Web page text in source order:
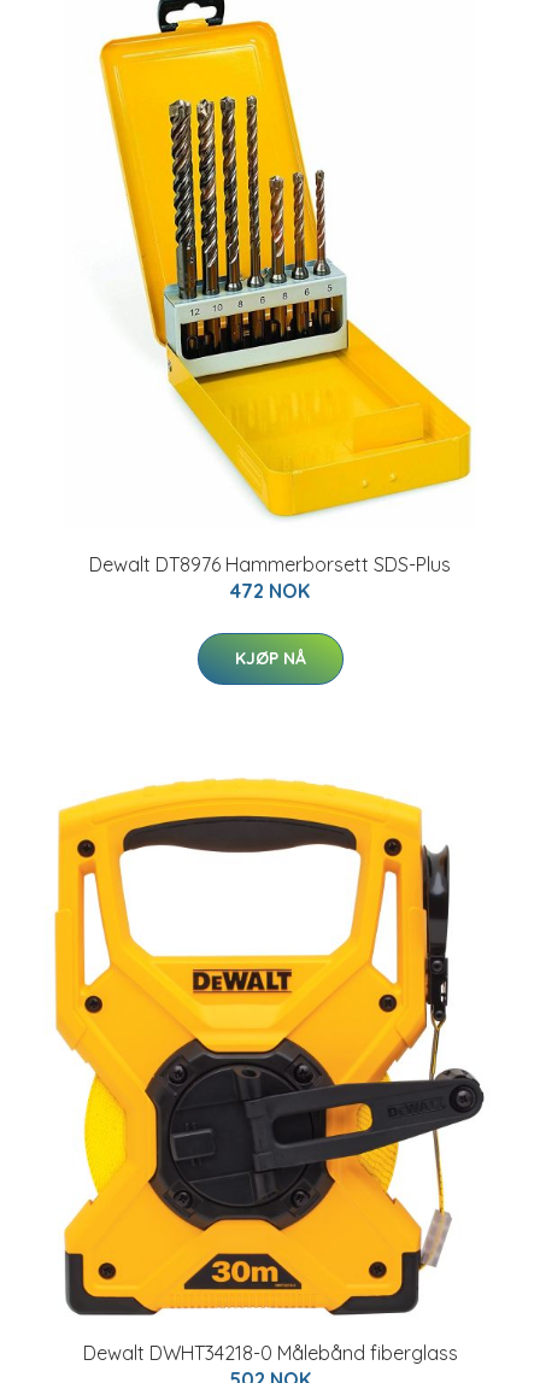
Dewalt DT8976 Hammerborsett SDS-Plus
472 NOK
KJØP NÅ
Dewalt DWHT34218-0 Målebånd fiberglass